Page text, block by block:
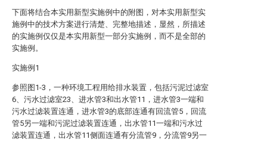
下面将结合本实用新型实施例中的附图，对本实用新型实
施例中的技术方案进行清楚、完整地描述，显然，所描述
的实施例仅仅是本实用新型一部分实施例，而不是全部的
实施例。
实施例1
参照图1-3，一种环境工程用给排水装置，包括污泥过滤室
6、污水过滤室23、进水管3和出水管11，进水管3一端和
污水过滤装置连通，进水管3的底部连通有回流管5，回流
管5另一端和污泥过滤装置连通，出水管11一端和污水过
滤装置连通，出水管11侧面连通有分流管9，分流管9另一